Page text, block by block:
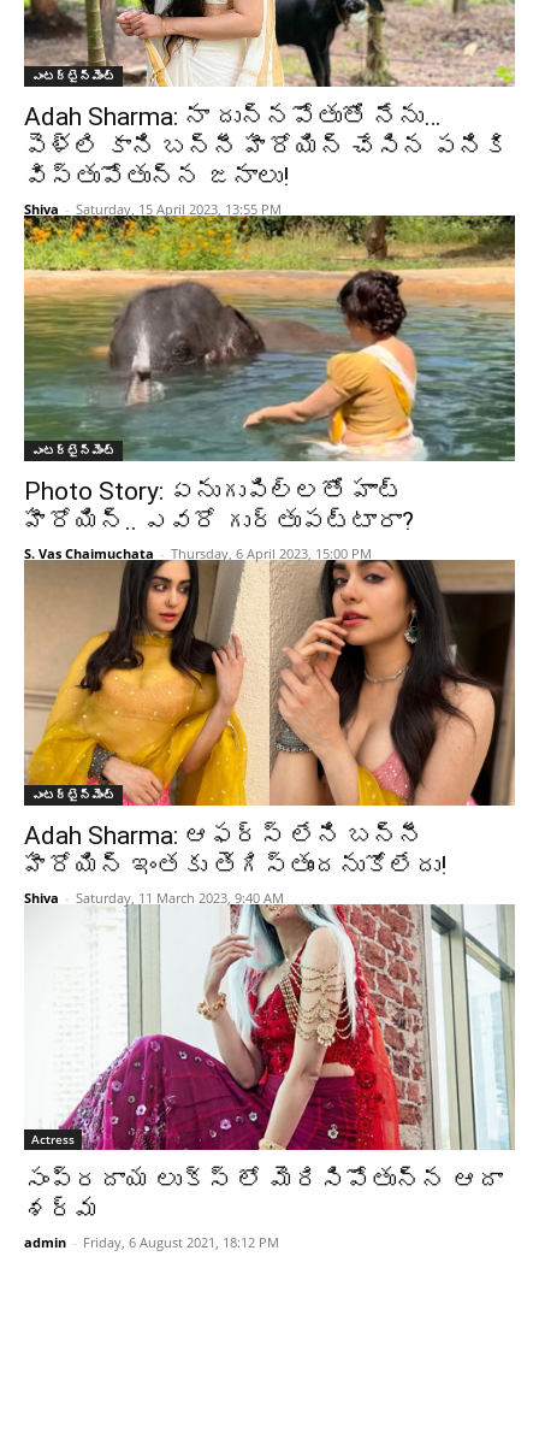
ఎంటర్టైన్మెంట్
Adah Sharma: నా దున్నపోతుతో నేను…
పెళ్లి కాని బన్నీ హీరోయిన్ చేసిన పనికి
విస్తుపోతున్న జనాలు!
Shiva - Saturday, 15 April 2023, 13:55 PM
ఎంటర్టైన్మెంట్
Photo Story: ఏనుగుపిల్లతో హాట్
హీరోయిన్.. ఎవరో గుర్తుపట్టారా?
S. Vas Chaimuchata - Thursday, 6 April 2023, 15:00 PM
ఎంటర్టైన్మెంట్
Adah Sharma: ఆఫర్స్ లేని బన్నీ
హీరోయిన్ ఇంతకు తెగిస్తుందనుకోలేదు!
Shiva - Saturday, 11 March 2023, 9:40 AM
Actress
సంప్రదాయ లుక్స్ లో మెరిసిపోతున్న ఆదా
శర్మ
admin - Friday, 6 August 2021, 18:12 PM